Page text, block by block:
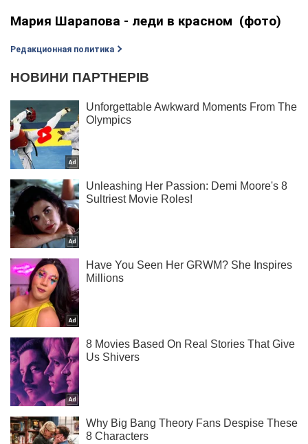
Мария Шарапова - леди в красном (фото)
Редакционная политика